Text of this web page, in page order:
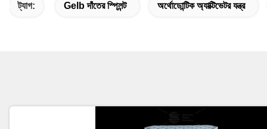
ট্যাগ: Gelb দাঁতের স্প্লিন্ট অর্থোডোন্টিক অ্যাক্টিভেটর যন্ত্র